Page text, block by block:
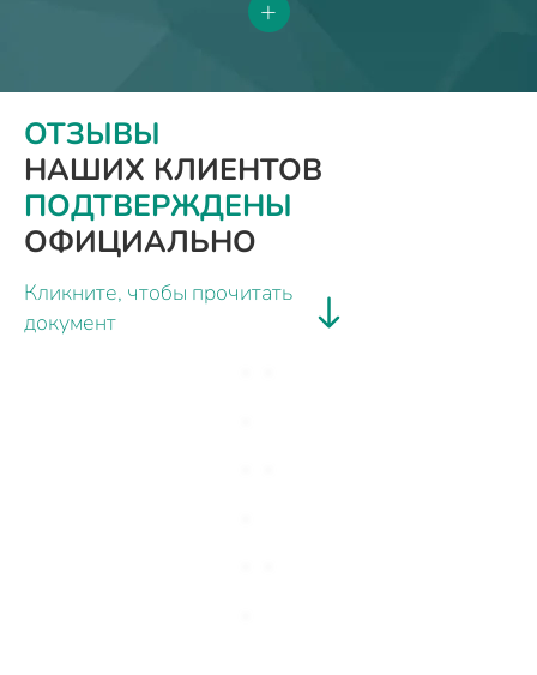
+
ОТЗЫВЫ
НАШИХ КЛИЕНТОВ
ПОДТВЕРЖДЕНЫ
ОФИЦИАЛЬНО
Кликните, чтобы прочитать
документ